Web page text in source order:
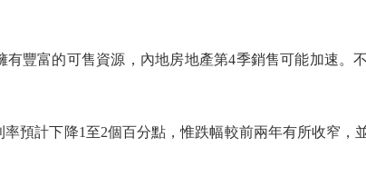
富的可售資源，內地房地產第4季銷售可能加速。
計下降1至2個百分點，惟跌幅較前兩年有所收窄，